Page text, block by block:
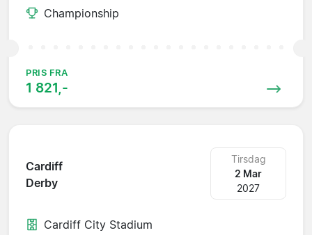
Championship
PRIS FRA
1 821,-
Cardiff
Derby
Tirsdag
2 Mar
2027
Cardiff City Stadium